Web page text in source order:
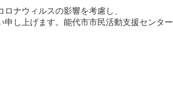
ナウィルスの影響を考慮し、
申し上げます。能代市市民活動支援センター